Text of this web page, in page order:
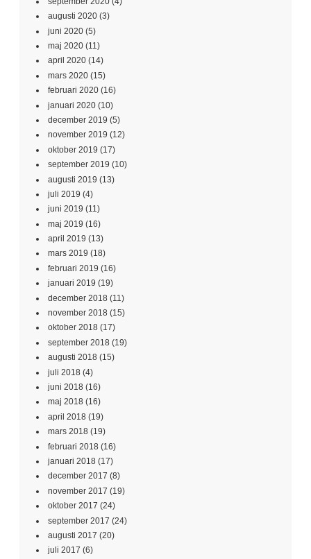
augusti 2020 (3)
juni 2020 (5)
maj 2020 (11)
april 2020 (14)
mars 2020 (15)
februari 2020 (16)
januari 2020 (10)
december 2019 (5)
november 2019 (12)
oktober 2019 (17)
september 2019 (10)
augusti 2019 (13)
juli 2019 (4)
juni 2019 (11)
maj 2019 (16)
april 2019 (13)
mars 2019 (18)
februari 2019 (16)
januari 2019 (19)
december 2018 (11)
november 2018 (15)
oktober 2018 (17)
september 2018 (19)
augusti 2018 (15)
juli 2018 (4)
juni 2018 (16)
maj 2018 (16)
april 2018 (19)
mars 2018 (19)
februari 2018 (16)
januari 2018 (17)
december 2017 (8)
november 2017 (19)
oktober 2017 (24)
september 2017 (24)
augusti 2017 (20)
juli 2017 (6)